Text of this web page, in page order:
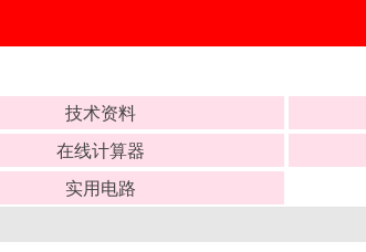
技术资料
在线计算器
实用电路